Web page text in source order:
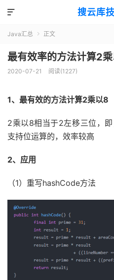
搜云库

Java汇总  正文
最有效率的方法计算2
2020-07-21 阅读(1227)
1、最有效的方法计算2乘以8
2乘以8相当于2左移三位，
支持位运算的，效率较高
2、应用
（1）重写hashCode方法